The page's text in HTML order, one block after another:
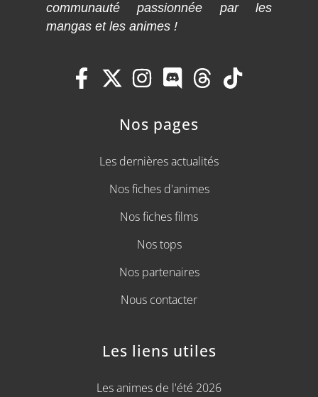
communauté passionnée par les
mangas et les animes !
Nos pages
Les dernières actualités
Nos fiches d'animes
Nos fiches films
Nos tops
Nos partenaires
Nous contacter
Les liens utiles
Les animes de l'été 2026